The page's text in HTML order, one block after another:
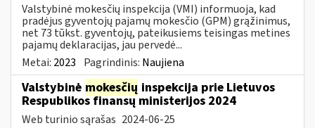
Valstybinė mokesčių inspekcija (VMI) informuoja, kad
pradėjus gyventojų pajamų mokesčio (GPM) grąžinimus,
net 73 tūkst. gyventojų, pateikusiems teisingas metines
pajamų deklaracijas, jau pervedė...
Metai: 2023 Pagrindinis: Naujiena
Valstybinė mokesčių inspekcija prie Lietuvos
Respublikos finansų ministerijos 2024
Web turinio sąrašas 2024-06-25